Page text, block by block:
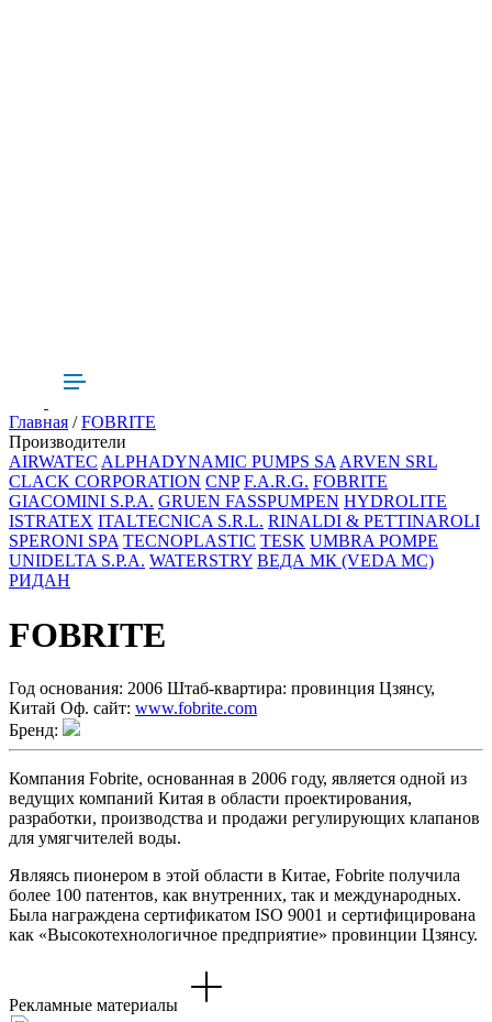
Главная /FOBRITE
Производители
AIRWATEC ALPHADYNAMIC PUMPS SAARVEN SRL
CLACK CORPORATION CNP F.A.R.G. FOBRITE
GIACOMINI S.P.A. GRUEN FASSPUMPEN HYDROLITE
ISTRATEX ITALTECNICA S.R.L. RINALDI & PETTINAROLI
SPERONI SPA TECNOPLASTIC TESK UMBRA POMPE
UNIDELTA S.P.A. WATERSTRY ВЕДА МК (VEDA MC)
РИДАН
FOBRITE
Год основания: 2006 Штаб-квартира: провинция Цзянсу,
Китай Оф. сайт: www.fobrite.com
Бренд:
Компания Fobrite, основанная в 2006 году, является одной из
ведущих компаний Китая в области проектирования,
разработки, производства и продажи регулирующих клапанов
для умягчителей воды.
Являясь пионером в этой области в Китае, Fobrite получила
более 100 патентов, как внутренних, так и международных.
Была награждена сертификатом ISO 9001 и сертифицирована
как «Высокотехнологичное предприятие» провинции Цзянсу.
Рекламные материалы